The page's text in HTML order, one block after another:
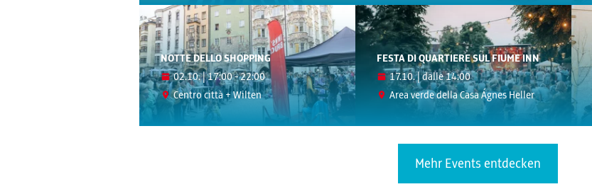
NOTTE DELLO SHOPPING
02.10. | 17:00 - 22:00
Centro città + Wilten
FESTA DI QUARTIERE SUL FIUME INN
17.10. | dalle 14:00
Area verde della Casa Ágnes Heller
Mehr Events entdecken